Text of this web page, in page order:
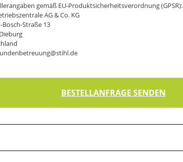
gemäß EU-Produktsicherheitsverordnung (GPSR):
AG & Co. KG
Bosch-Straße 13
BESTELLANFRAGE SENDEN